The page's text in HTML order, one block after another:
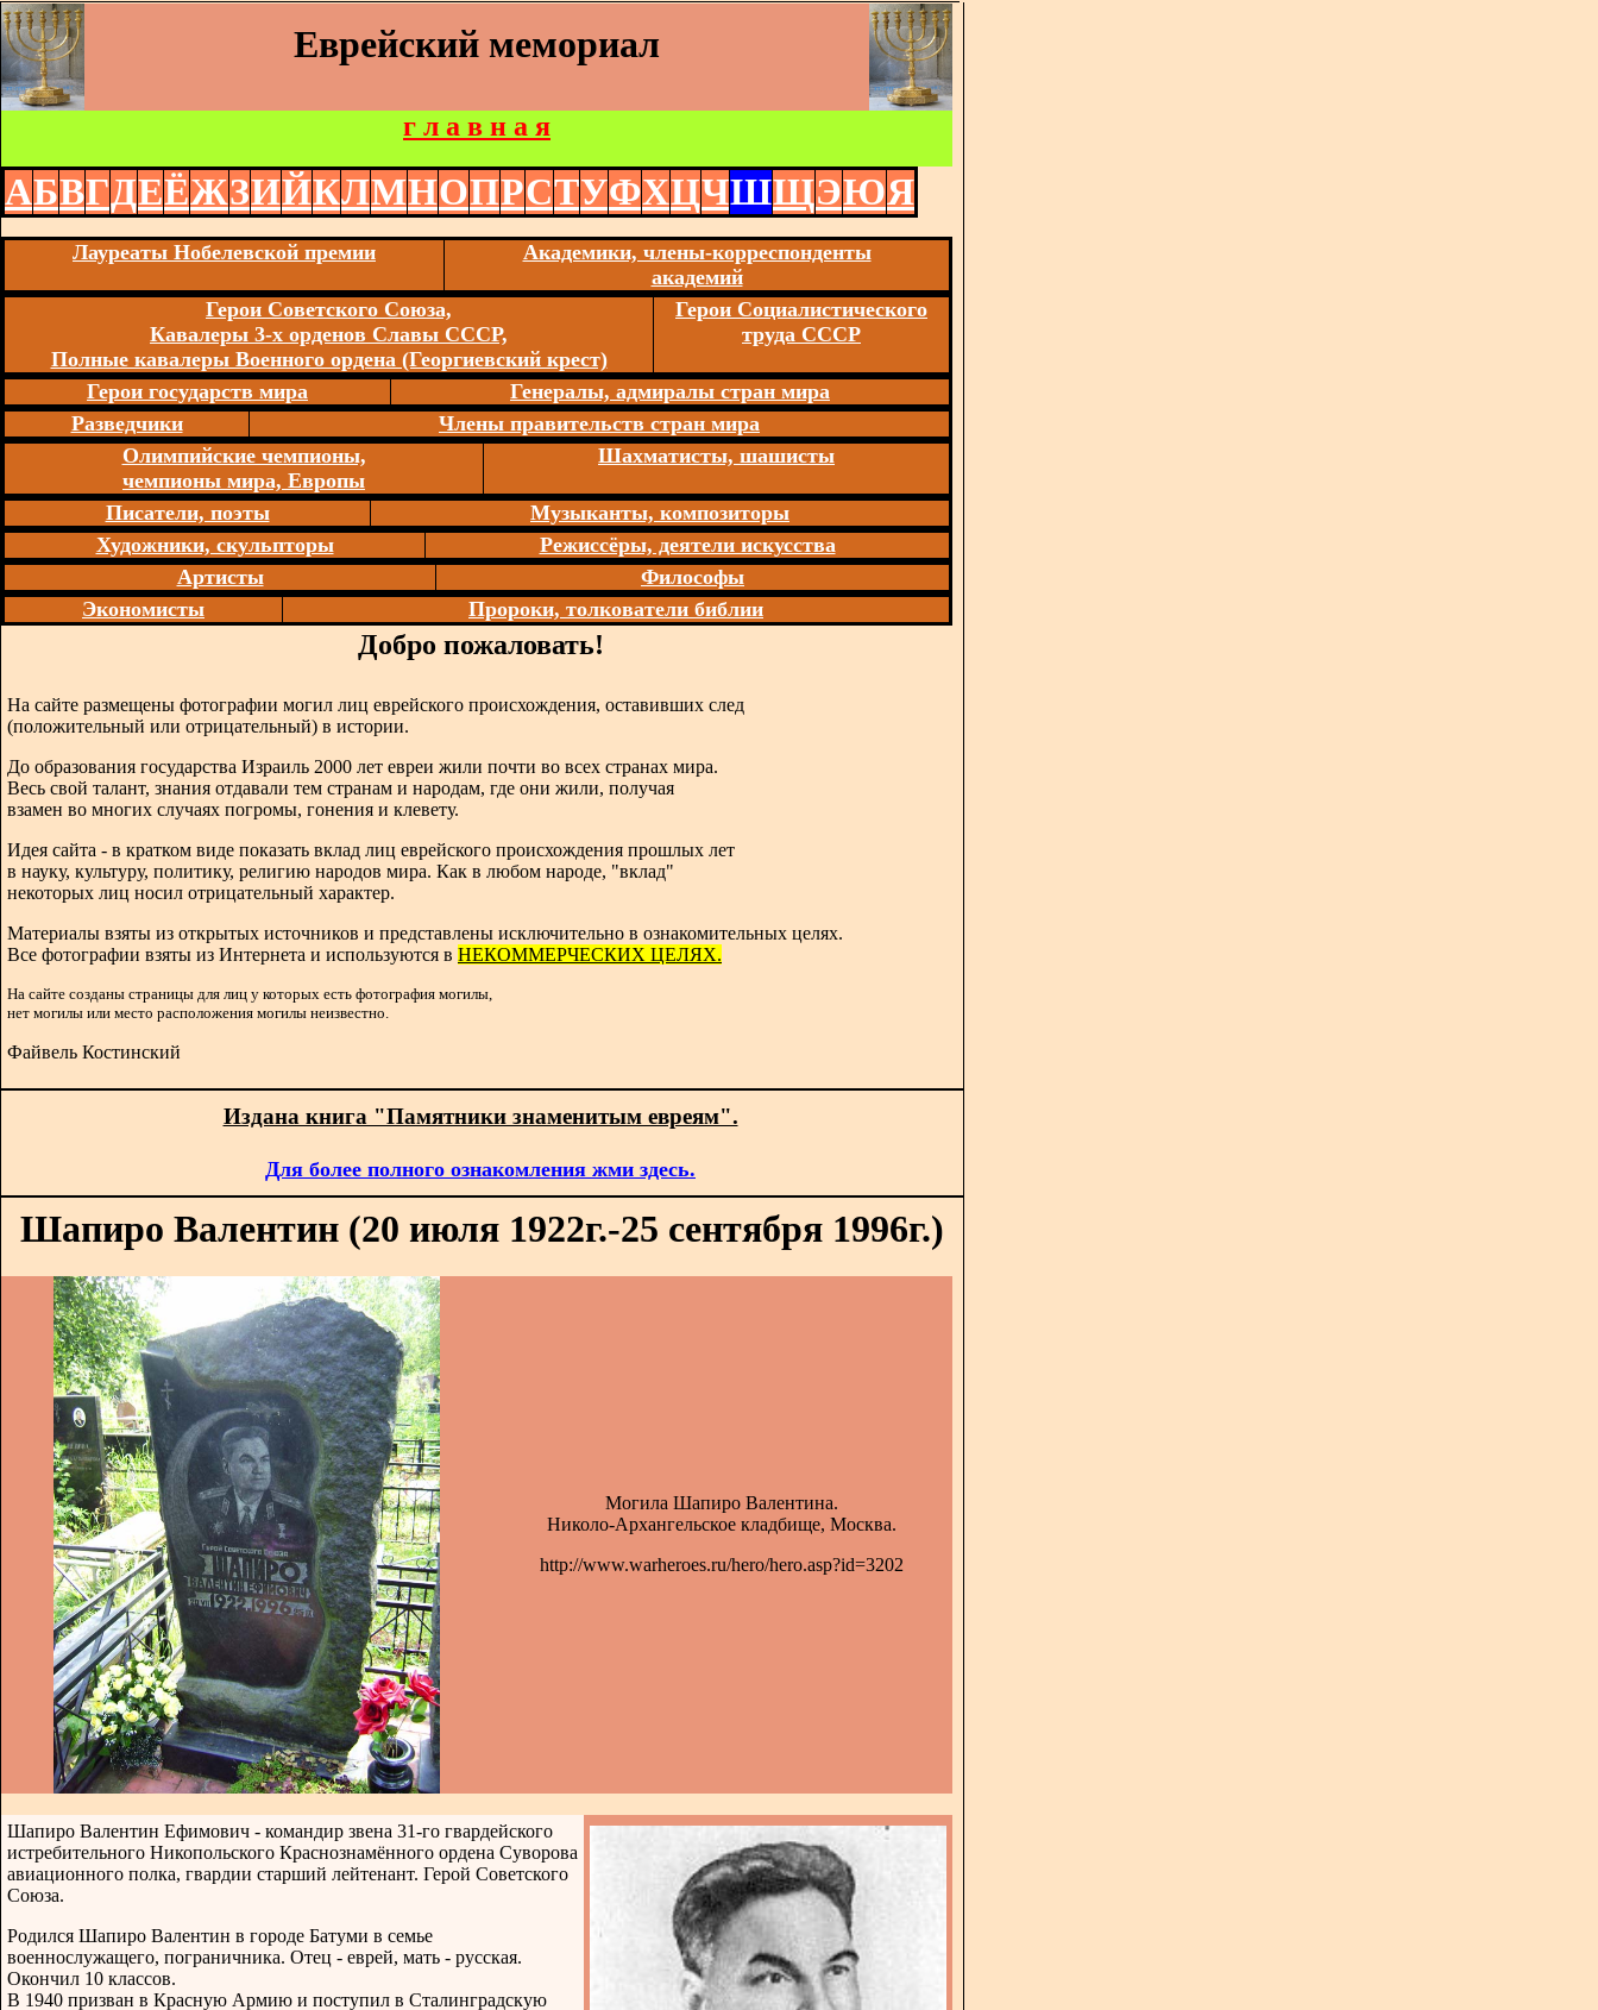
Еврейский мемориал
г л а в н а я
АБВГДЕЁЖЗИЙКЛМНОПРСТУФХЦЧШЩЭЮЯ
Лауреаты Нобелевской премии
Академики, члены-корреспонденты
академий
Герои Советского Союза,
Кавалеры 3-х орденов Славы СССР,
Полные кавалеры Военного ордена (Георгиевский крест)
Герои Социалистического
труда СССР
Герои государств мира
Генералы, адмиралы стран мира
Разведчики
Члены правительств стран мира
Олимпийские чемпионы,
чемпионы мира, Европы
Шахматисты, шашисты
Писатели, поэты
Музыканты, композиторы
Художники, скульпторы
Режиссёры, деятели искусства
Артисты
Философы
Экономисты
Пророки, толкователи библии
Добро пожаловать!
На сайте размещены фотографии могил лиц еврейского происхождения, оставивших след
(положительный или отрицательный) в истории.
До образования государства Израиль 2000 лет евреи жили почти во всех странах мира.
Весь свой талант, знания отдавали тем странам и народам, где они жили, получая
взамен во многих случаях погромы, гонения и клевету.
Идея сайта - в кратком виде показать вклад лиц еврейского происхождения прошлых лет
в науку, культуру, политику, религию народов мира. Как в любом народе, "вклад"
некоторых лиц носил отрицательный характер.
Материалы взяты из открытых источников и представлены исключительно в ознакомительных целях.
Все фотографии взяты из Интернета и используются в НЕКОММЕРЧЕСКИХ ЦЕЛЯХ.
На сайте созданы страницы для лиц у которых есть фотография могилы,
нет могилы или место расположения могилы неизвестно.
Файвель Костинский
Издана книга "Памятники знаменитым евреям".
Для более полного ознакомления жми здесь.
Шапиро Валентин (20 июля 1922г.-25 сентября 1996г.)
Могила Шапиро Валентина.
Николо-Архангельское кладбище, Москва.
http://www.warheroes.ru/hero/hero.asp?id=3202
Шапиро Валентин Ефимович - командир звена 31-го гвардейского
истребительного Никопольского Краснознамённого ордена Суворова
авиационного полка, гвардии старший лейтенант. Герой Советского
Союза.
Родился Шапиро Валентин в городе Батуми в семье
военнослужащего, пограничника. Отец - еврей, мать - русская.
Окончил 10 классов.
В 1940 призван в Красную Армию и поступил в Сталинградскую